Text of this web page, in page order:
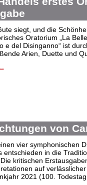
siegt, und die
Oratorium „La
e del Disinganno“ ist
Arien, Duette und
von
vier symphonischen
entschieden in die
kritischen
auf
2021 (100.